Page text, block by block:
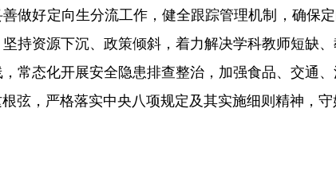
做好定向生分流工作，健全跟踪管理机制，确保
持资源下沉、政策倾斜，着力解决学科教师短缺
常态化开展安全隐患排查整治，加强食品、交通
弦，严格落实中央八项规定及其实施细则精神，